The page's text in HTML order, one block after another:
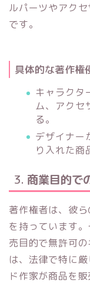
ルパーツやアク
です。
具体的な著作権
キャラクタ
ム、アクセ
る。
デザイナー
り入れた商
3. 商業目的で
著作権者は、彼
を持っています
売目的で無許可
は、法律で特に
ド作家が商品を